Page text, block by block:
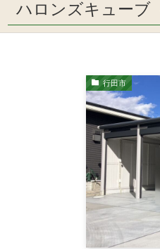
ハロンズキューブ
行田市